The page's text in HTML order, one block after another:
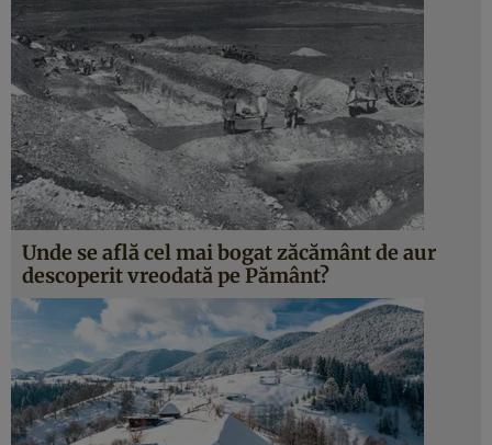
Unde se află cel mai bogat zăcământ de aur
descoperit vreodată pe Pământ?